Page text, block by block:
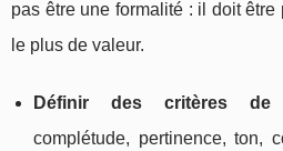
pas être une formalité : il doit
le plus de valeur.
Définir des critères de
complétude, pertinence, ton,